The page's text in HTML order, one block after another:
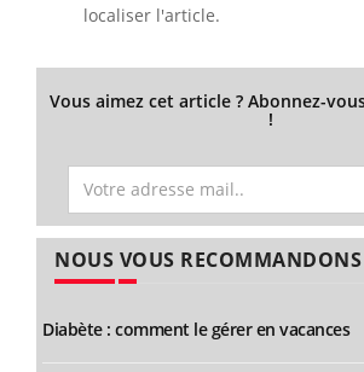
Vous aimez cet article ? Abonnez-
!
NOUS VOUS RECOMMANDONS
Diabète : comment le gérer en vacances